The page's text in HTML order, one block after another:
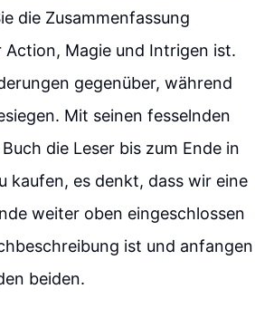
die Zusammenfassung
Action, Magie und Intrigen ist.
gegenüber, während
Mit seinen fesselnden
die Leser bis zum Ende in
kaufen, es denkt, dass wir eine
weiter oben eingeschlossen
ist und anfangen
beiden.